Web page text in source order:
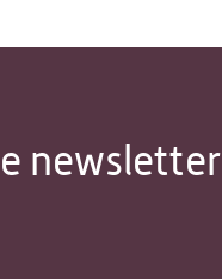
newsletter